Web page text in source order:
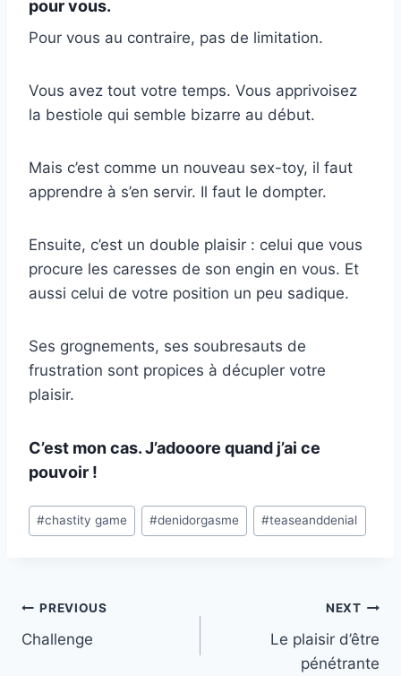
pour vous.
Pour vous au contraire, pas de limitation.
Vous avez tout votre temps. Vous apprivoisez
la bestiole qui semble bizarre au début.
Mais c’est comme un nouveau sex-toy, il faut
apprendre à s’en servir. Il faut le dompter.
Ensuite, c’est un double plaisir : celui que vous
procure les caresses de son engin en vous. Et
aussi celui de votre position un peu sadique.
Ses grognements, ses soubresauts de
frustration sont propices à décupler votre
plaisir.
C’est mon cas. J’adooore quand j’ai ce
pouvoir !
Post
Tags:
#chastity game #denidorgasme #teaseanddenial
Post
navigation
PREVIOUS
Challenge
NEXT
Le plaisir d’être
pénétrante